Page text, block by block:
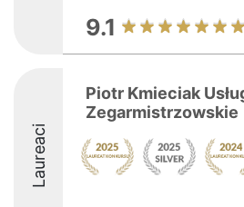
9.1
Laureaci
Piotr Kmieciak
Zegarmistrzowskie